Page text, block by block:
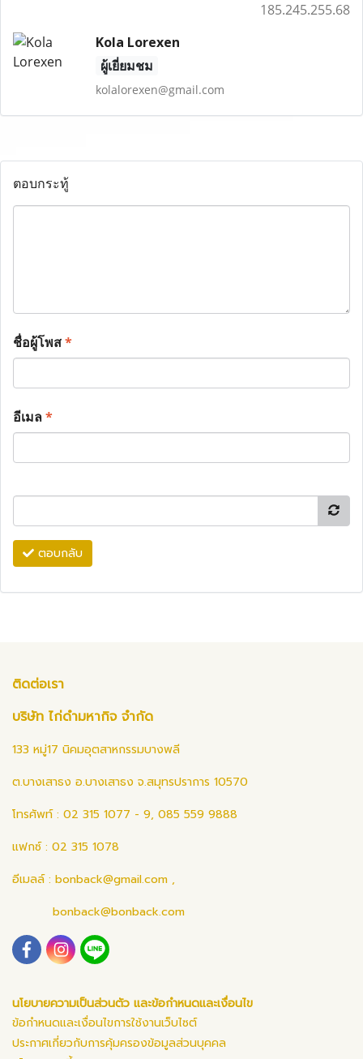
185.245.255.68
Kola Lorexen
ผู้เยี่ยมชม
kolalorexen@gmail.com
ตอบกระทู้
ชื่อผู้โพส*
อีเมล*
ตอบกลับ
ติดต่อเรา
บริษัท ไก่ดำมหากิจ จำกัด
133 หมู่17 นิคมอุตสาหกรรมบางพลี
ต.บางเสาธง อ.บางเสาธง จ.สมุทรปราการ 10570
โทรศัพท์ : 02 315 1077 - 9, 085 559 9888
แฟกซ์ : 02 315 1078
อีเมลล์ : bonback@gmail.com ,
bonback@bonback.com
นโยบายความเป็นส่วนตัว และข้อกำหนดและเงื่อนไข
ข้อกำหนดและเงื่อนไขการใช้งานเว็บไซต์
ประกาศเกี่ยวกับการคุ้มครองข้อมูลส่วนบุคคล